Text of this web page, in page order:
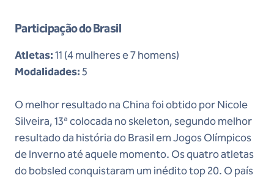
Participação do Brasil
Atletas:11 (4 mulheres e 7 homens)
Modalidades:5
O melhor resultado na China foi obtido por Nicole
Silveira, 13ª colocada no skeleton, segundo melhor
resultado da história do Brasil em Jogos Olímpicos
de Inverno até aquele momento. Os quatro atletas
do bobsled conquistaram um inédito top 20. O país